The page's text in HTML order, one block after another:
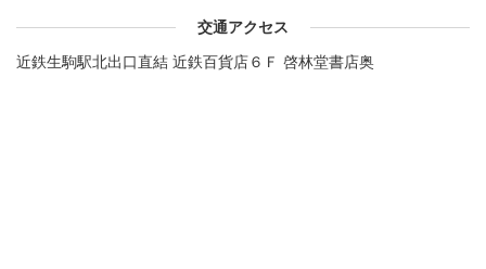
交通アクセス
近鉄生駒駅北出口直結 近鉄百貨店６Ｆ 啓林堂書店奥